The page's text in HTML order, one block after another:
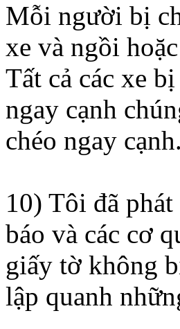
Mỗi người bị
xe và ngồi
Tất cả các xe
ngay cạnh
chéo ngay cạnh.
10) Tôi đã
báo và các cơ
giấy tờ không
lập quanh